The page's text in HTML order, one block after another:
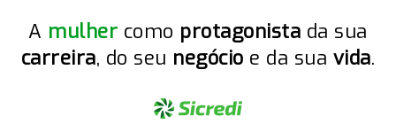
A mulher como protagonista da sua
carreira, do seu negócio e da sua vida.